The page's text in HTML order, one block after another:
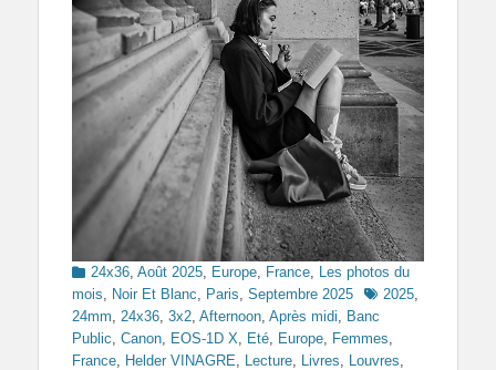
Categories
24x36 Août 2025 Europe France
Les photos du
mois
Noir Et Blanc Paris Septembre 2025 Tags2025
24mm
24x36 3x2 Afternoon Après midi
Banc
Public Canon EOS-1D X Eté Europe Femmes
France
Helder VINAGRE Lecture Livres Louvres